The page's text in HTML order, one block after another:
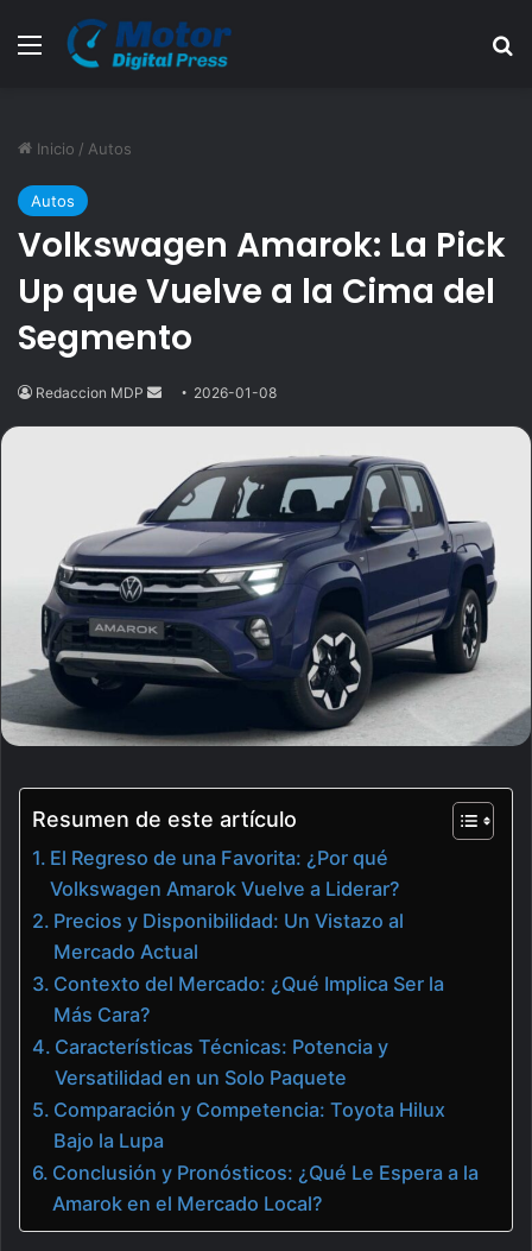
Menú
Inicio / Autos
Autos
Volkswagen Amarok: La Pick
Up que Vuelve a la Cima del
Segmento
Redaccion MDP
Send2026-01-08
Resumen de este artículo
El Regreso de una Favorita: ¿Por qué
Volkswagen Amarok Vuelve a Liderar?
Precios y Disponibilidad: Un Vistazo al
Mercado Actual
Contexto del Mercado: ¿Qué Implica Ser la
Más Cara?
Características Técnicas: Potencia y
Versatilidad en un Solo Paquete
Comparación y Competencia: Toyota Hilux
Bajo la Lupa
Conclusión y Pronósticos: ¿Qué Le Espera a la
Amarok en el Mercado Local?